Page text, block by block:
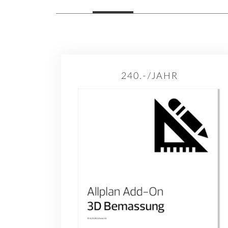
240.-/JAHR